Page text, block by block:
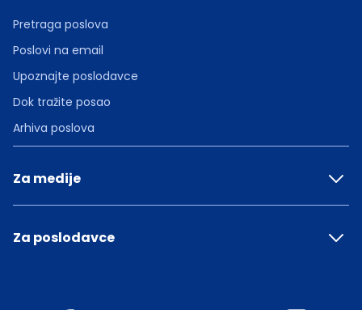
Pretraga poslova
Poslovi na email
Upoznajte poslodavce
Dok tražite posao
Arhiva poslova
Za medije
Za poslodavce